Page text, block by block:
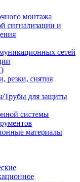
монтажа
сигнализации и
сетей
резки, снятия
Трубы для защиты
системы
материалы